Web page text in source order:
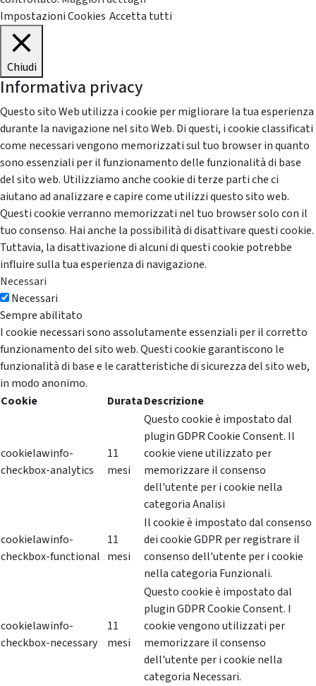
Impostazioni Cookies Accetta tutti
Chiudi
Informativa privacy
Questo sito Web utilizza i cookie per migliorare la tua esperienza
durante la navigazione nel sito Web. Di questi, i cookie classificati
come necessari vengono memorizzati sul tuo browser in quanto
sono essenziali per il funzionamento delle funzionalità di base
del sito web. Utilizziamo anche cookie di terze parti che ci
aiutano ad analizzare e capire come utilizzi questo sito web.
Questi cookie verranno memorizzati nel tuo browser solo con il
tuo consenso. Hai anche la possibilità di disattivare questi cookie.
Tuttavia, la disattivazione di alcuni di questi cookie potrebbe
influire sulla tua esperienza di navigazione.
Necessari
Necessari
Sempre abilitato
I cookie necessari sono assolutamente essenziali per il corretto
funzionamento del sito web. Questi cookie garantiscono le
funzionalità di base e le caratteristiche di sicurezza del sito web,
in modo anonimo.
Cookie
DurataDescrizione
cookielawinfo-
checkbox-analytics
11
mesi
Questo cookie è impostato dal
plugin GDPR Cookie Consent. Il
cookie viene utilizzato per
memorizzare il consenso
dell'utente per i cookie nella
categoria Analisi
cookielawinfo-
checkbox-functional
11
mesi
Il cookie è impostato dal consenso
dei cookie GDPR per registrare il
consenso dell'utente per i cookie
nella categoria Funzionali.
cookielawinfo-
checkbox-necessary
11
mesi
Questo cookie è impostato dal
plugin GDPR Cookie Consent. I
cookie vengono utilizzati per
memorizzare il consenso
dell'utente per i cookie nella
categoria Necessari.